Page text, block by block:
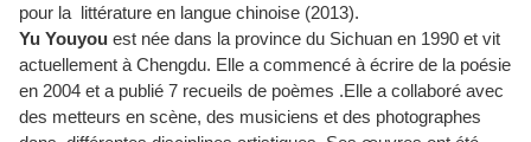
pour la littérature en langue chinoise (2013).
Yu Youyou est née dans la province du Sichuan en 1990 et vit
actuellement à Chengdu. Elle a commencé à écrire de la poésie
en 2004 et a publié 7 recueils de poèmes .Elle a collaboré avec
des metteurs en scène, des musiciens et des photographes